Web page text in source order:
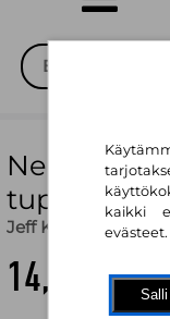
Neropatin
tupaan :
Jeff Kinney Marja
14,90 €
kaikki
evästeet.